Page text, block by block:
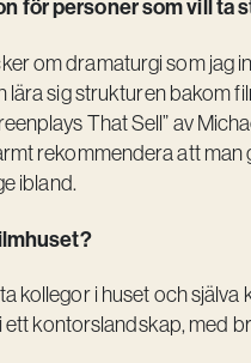
för personer som vill ta
om dramaturgi som jag
sig strukturen bakom
That Sell” av
rekommendera att
ibland.
kollegor i huset och
kontorslandskap, med